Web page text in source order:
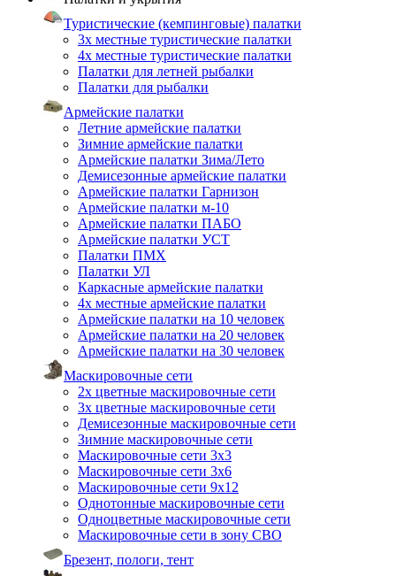
Туристические (кемпинговые) палатки
3х местные туристические палатки
4х местные туристические палатки
Палатки для летней рыбалки
Палатки для рыбалки
Армейские палатки
Летние армейские палатки
Зимние армейские палатки
Армейские палатки Зима/Лето
Демисезонные армейские палатки
Армейские палатки Гарнизон
Армейские палатки м-10
Армейские палатки ПАБО
Армейские палатки УСТ
Палатки ПМХ
Палатки УЛ
Каркасные армейские палатки
4х местные армейские палатки
Армейские палатки на 10 человек
Армейские палатки на 20 человек
Армейские палатки на 30 человек
Маскировочные сети
2х цветные маскировочные сети
3х цветные маскировочные сети
Демисезонные маскировочные сети
Зимние маскировочные сети
Маскировочные сети 3х3
Маскировочные сети 3х6
Маскировочные сети 9х12
Однотонные маскировочные сети
Одноцветные маскировочные сети
Маскировочные сети в зону СВО
Брезент, пологи, тент